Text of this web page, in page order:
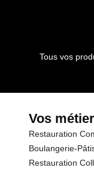
Tous vos
Vos
Restauration
Boulangerie-
Restauration